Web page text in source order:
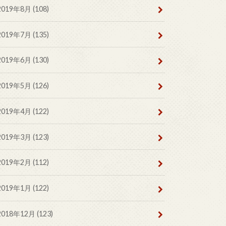
年8月 (108)
年7月 (135)
年6月 (130)
年5月 (126)
年4月 (122)
年3月 (123)
年2月 (112)
年1月 (122)
年12月 (123)